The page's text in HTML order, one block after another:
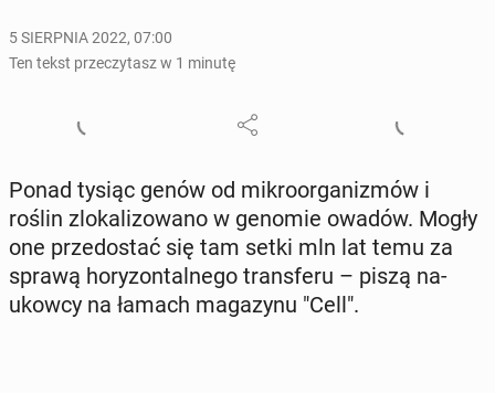
5 SIERPNIA 2022, 07:00
Ten tekst przeczytasz w 1 minutę
Ponad tysiąc genów od mi­kro­or­ga­ni­zmów i
roślin zlo­ka­li­zo­wa­no w genomie owadów. Mogły
one prze­do­stać się tam setki mln lat temu za
sprawą ho­ry­zon­tal­ne­go trans­fe­ru – piszą na­
ukow­cy na łamach ma­ga­zy­nu "Cell".